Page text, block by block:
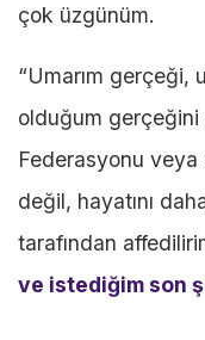
çok üzgünüm.
“Umarım gerçeği,
olduğum
Federasyonu veya
değil, hayatını
tarafından
ve istediğim son